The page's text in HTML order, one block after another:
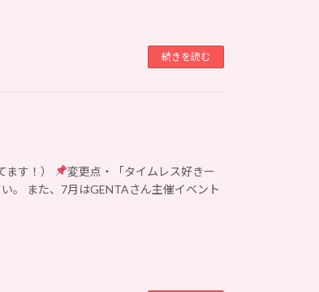
続きを読む
ます！）
変更点・「タイムレス好きー
。 また、7月はGENTAさん主催イベント